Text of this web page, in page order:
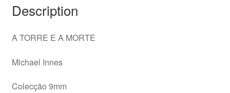
Description
A TORRE E A MORTE
Michael Innes
Colecção 9mm